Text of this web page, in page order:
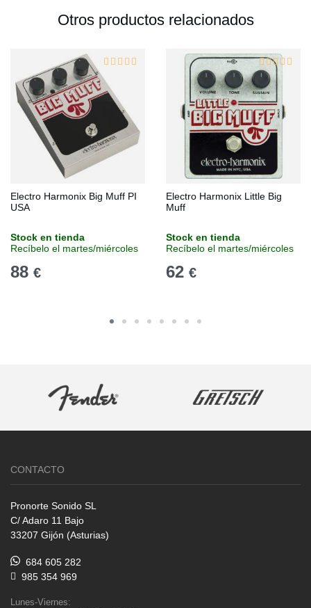
Otros productos relacionados
Electro Harmonix Big Muff PI
USA
Stock en tienda
Recíbelo el martes/miércoles
88 €
Electro Harmonix Little Big
Muff
Stock en tienda
Recíbelo el martes/miércoles
62 €
CONTACTO
Pronorte Sonido SL
C/ Adaro 11 Bajo
33207 Gijón (Asturias)
684 605 282
985 354 969
Lunes-Viernes: